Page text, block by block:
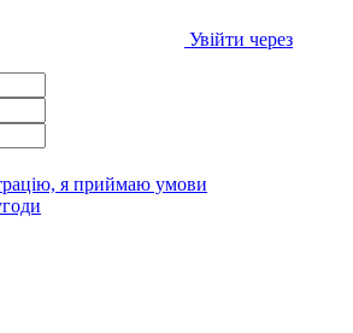
Увійти через
я приймаю умови